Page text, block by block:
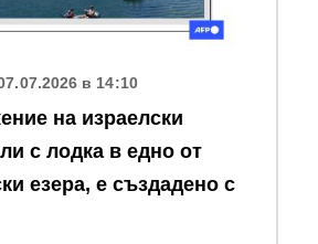
в 14:10
на израелски
с лодка в едно от
езера, е създадено с